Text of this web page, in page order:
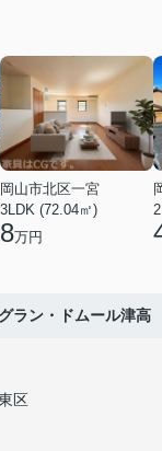
岡山市北区一宮
3LDK (72.04㎡)
8万円
グラン・ドムール津高
区